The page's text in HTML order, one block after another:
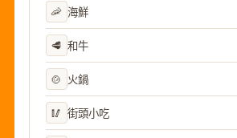
🦐 海鮮
🥩 和牛
🍲 火鍋
🥢 街頭小吃